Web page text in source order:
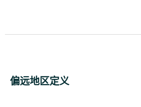
偏远地区定义